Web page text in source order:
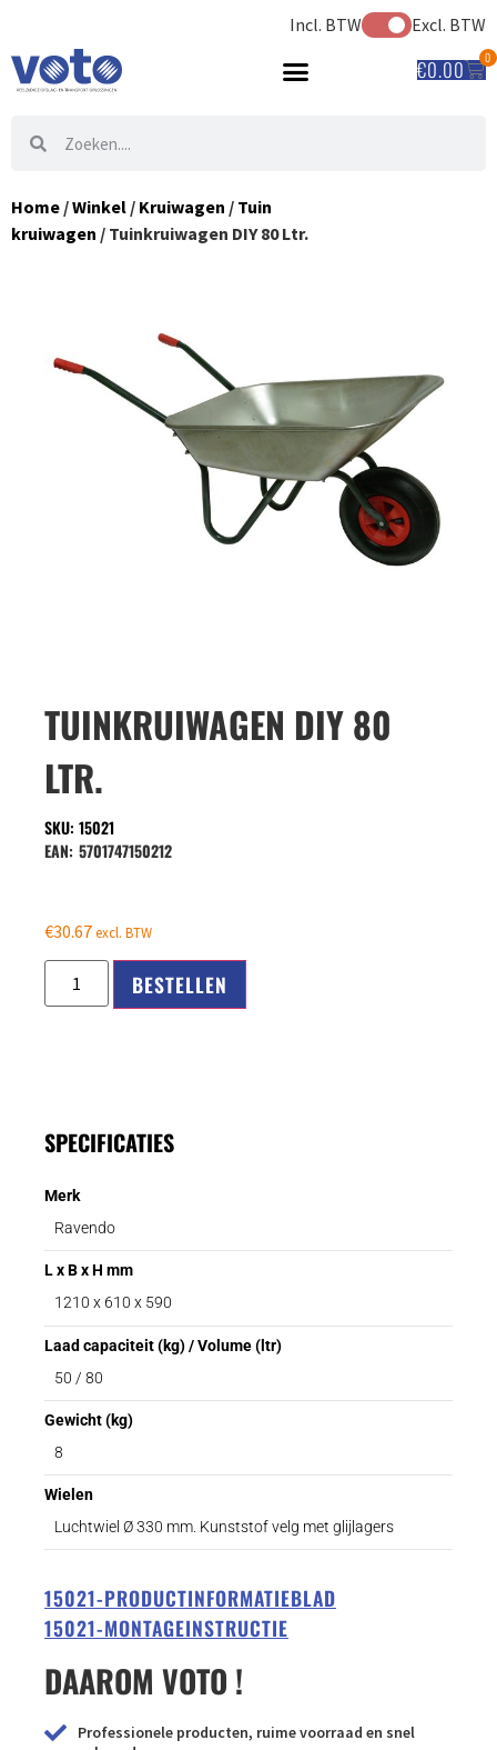
Incl. BTW Excl. BTW
€0.00 0
Home /Winkel / Kruiwagen / Tuin
kruiwagen / Tuinkruiwagen DIY 80 Ltr.
TUINKRUIWAGEN DIY 80
LTR.
SKU: 15021
EAN: 5701747150212
€30.67excl. BTW
BESTELLEN
SPECIFICATIES
Merk
Ravendo
L x B x H mm
1210 x 610 x 590
Laad capaciteit (kg) / Volume (ltr)
50 / 80
Gewicht (kg)
8
Wielen
Luchtwiel Ø 330 mm. Kunststof velg met glijlagers
15021-PRODUCTINFORMATIEBLAD
15021-MONTAGEINSTRUCTIE
DAAROM VOTO !
Professionele producten, ruime voorraad en snel